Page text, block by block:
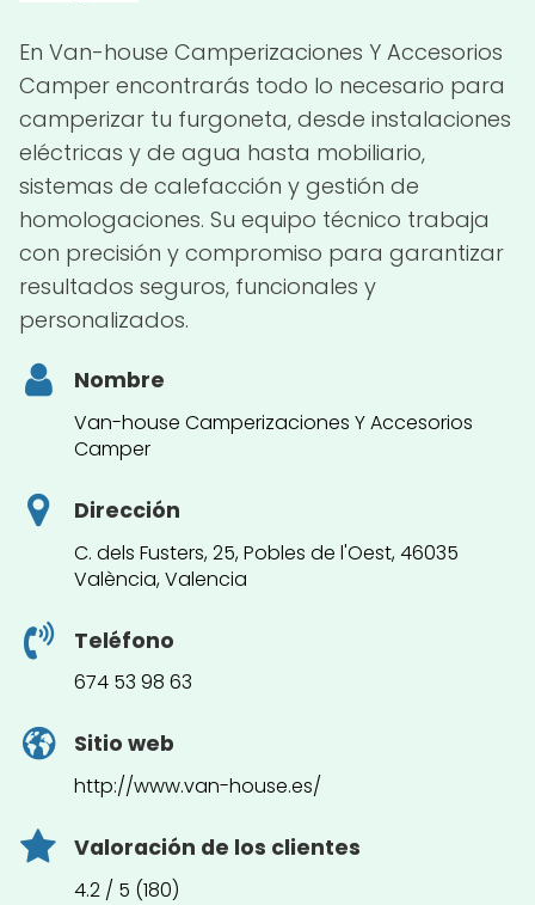
En Van-house Camperizaciones Y Accesorios
Camper encontrarás todo lo necesario para
camperizar tu furgoneta, desde instalaciones
eléctricas y de agua hasta mobiliario,
sistemas de calefacción y gestión de
homologaciones. Su equipo técnico trabaja
con precisión y compromiso para garantizar
resultados seguros, funcionales y
personalizados.
Nombre
Van-house Camperizaciones Y Accesorios
Camper
Dirección
C. dels Fusters, 25, Pobles de l'Oest, 46035
València, Valencia
Teléfono
674 53 98 63
Sitio web
http://www.van-house.es/
Valoración de los clientes
4.2 / 5 (180)